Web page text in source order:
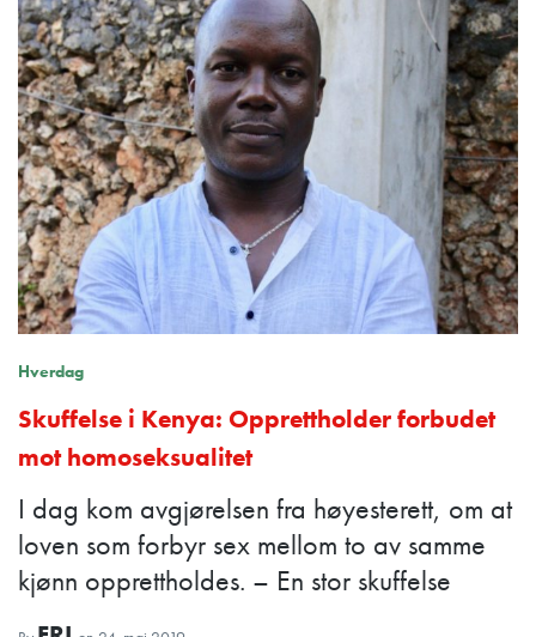
Hverdag
Skuffelse i Kenya: Opprettholder forbudet
mot homoseksualitet
I dag kom avgjørelsen fra høyesterett, om at
loven som forbyr sex mellom to av samme
kjønn opprettholdes. – En stor skuffelse